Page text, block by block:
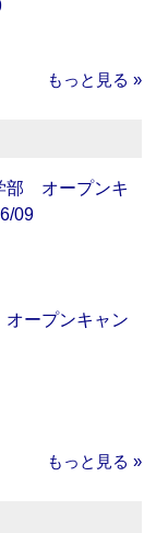
もっと見る »
部 オープンキ
09
ープンキャン
もっと見る »